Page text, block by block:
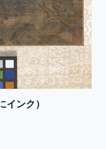
インク）